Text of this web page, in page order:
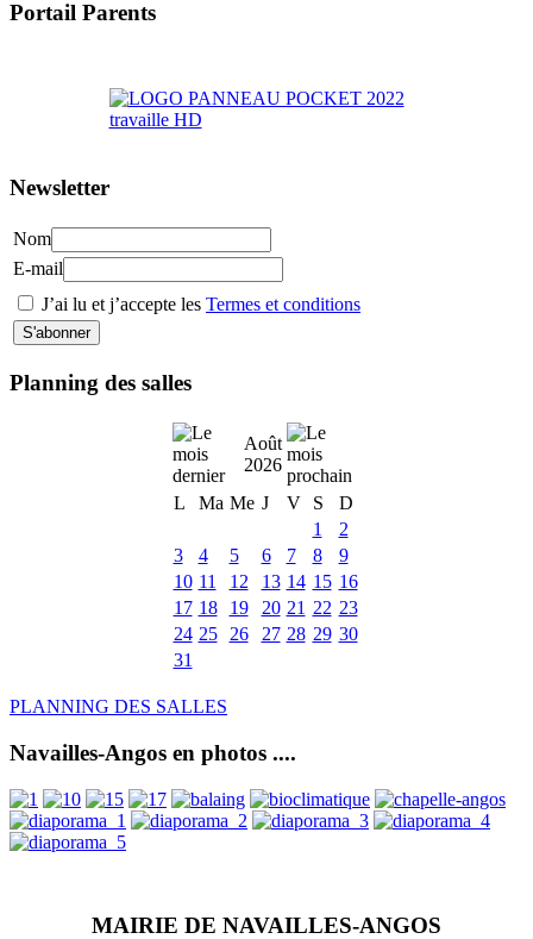
Portail Parents
Newsletter
Nom
E-mail
J’ai lu et j’accepte les Termes et conditions
Planning des salles
Août
2026
L
Ma Me J V S
D
1
2
3
4 5 6 7 8
9
10 11 12 13 14 15 16
17 18 19 20 21 22 23
24 25 26 27 28 29 30
31
PLANNING DES SALLES
Navailles-Angos en photos ....
MAIRIE DE NAVAILLES-ANGOS